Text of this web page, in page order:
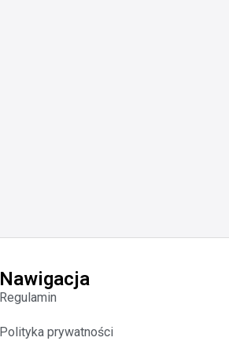
Nawigacja
Regulamin
Polityka prywatności